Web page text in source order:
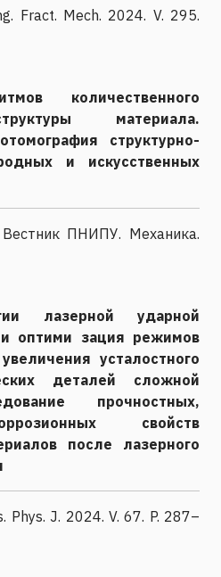
Fract. Mech. 2024. V. 295.
количественного
материала.
структурно-
и искусственных
ПНИПУ. Механика.
лазерной ударной
оптими зация режимов
усталостного
деталей сложной
прочностных,
свойств
после лазерного
Phys. J. 2024. V. 67. P. 287–